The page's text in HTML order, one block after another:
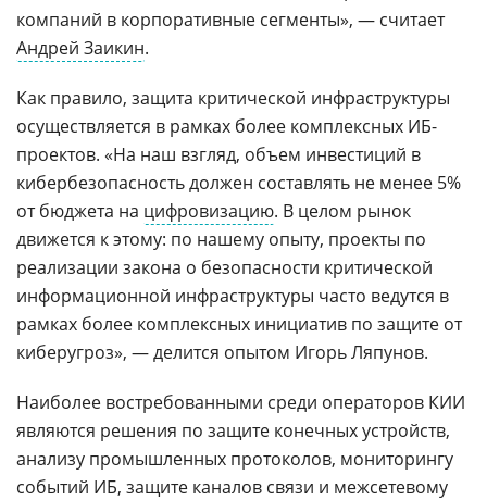
компаний в корпоративные сегменты», — считает
Андрей Заикин.
Как правило, защита критической инфраструктуры
осуществляется в рамках более комплексных ИБ-
проектов. «На наш взгляд, объем инвестиций в
кибербезопасность должен составлять не менее 5%
от бюджета на цифровизацию. В целом рынок
движется к этому: по нашему опыту, проекты по
реализации закона о безопасности критической
информационной инфраструктуры часто ведутся в
рамках более комплексных инициатив по защите от
киберугроз», — делится опытом Игорь Ляпунов.
Наиболее востребованными среди операторов КИИ
являются решения по защите конечных устройств,
анализу промышленных протоколов, мониторингу
событий ИБ, защите каналов связи и межсетевому